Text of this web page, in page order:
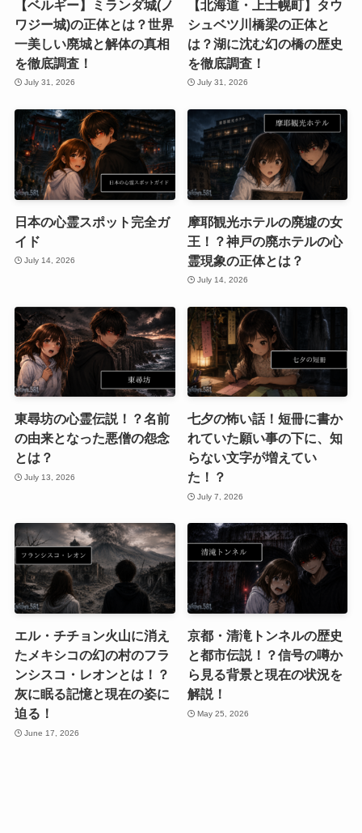
【ベルギー】ミランダ城(ノ
ワジー城)の正体とは？世界
一美しい廃城と解体の真相
を徹底調査！
July 31, 2026
【北海道・上士幌町】タウ
シュベツ川橋梁の正体と
は？湖に沈む幻の橋の歴史
を徹底調査！
July 31, 2026
日本の心霊スポット完全ガ
イド
July 14, 2026
摩耶観光ホテルの廃墟の女
王！？神戸の廃ホテルの心
霊現象の正体とは？
July 14, 2026
東尋坊の心霊伝説！？名前
の由来となった悪僧の怨念
とは？
July 13, 2026
七夕の怖い話！短冊に書か
れていた願い事の下に、知
らない文字が増えてい
た！？
July 7, 2026
エル・チチョン火山に消え
たメキシコの幻の村のフラ
ンシスコ・レオンとは！？
灰に眠る記憶と現在の姿に
迫る！
June 17, 2026
京都・清滝トンネルの歴史
と都市伝説！？信号の噂か
ら見る背景と現在の状況を
解説！
May 25, 2026